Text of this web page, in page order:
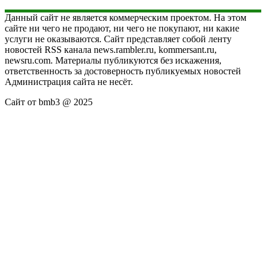
Данный сайт не является коммерческим проектом. На этом
сайте ни чего не продают, ни чего не покупают, ни какие
услуги не оказываются. Сайт представляет собой ленту
новостей RSS канала news.rambler.ru, kommersant.ru,
newsru.com. Материалы публикуются без искажения,
ответственность за достоверность публикуемых новостей
Администрация сайта не несёт.
Сайт от bmb3 @ 2025